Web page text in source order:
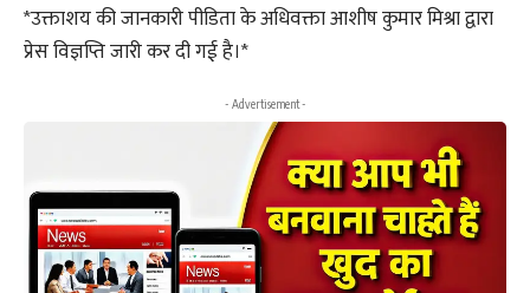
*उक्ताशय की जानकारी पीडिता के अधिवक्ता आशीष कुमार मिश्रा द्वारा
प्रेस विज्ञप्ति जारी कर दी गई है।*
- Advertisement -